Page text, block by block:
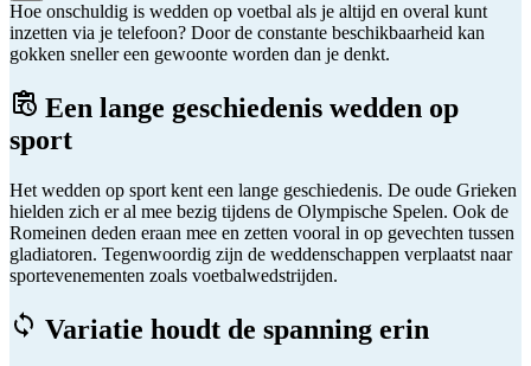
Hoe onschuldig is wedden op voetbal als je altijd en overal kunt
inzetten via je telefoon? Door de constante beschikbaarheid kan
gokken sneller een gewoonte worden dan je denkt.
Een lange geschiedenis wedden op
sport
Het wedden op sport kent een lange geschiedenis. De oude Grieken
hielden zich er al mee bezig tijdens de Olympische Spelen. Ook de
Romeinen deden eraan mee en zetten vooral in op gevechten tussen
gladiatoren. Tegenwoordig zijn de weddenschappen verplaatst naar
sportevenementen zoals voetbalwedstrijden.
Variatie houdt de spanning erin